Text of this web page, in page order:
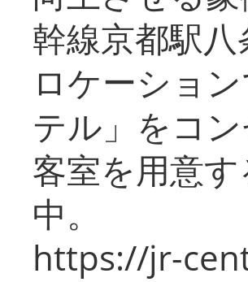
幹線京都駅
ロケーショ
テル」をコ
客室を用意
中。
https://jr-